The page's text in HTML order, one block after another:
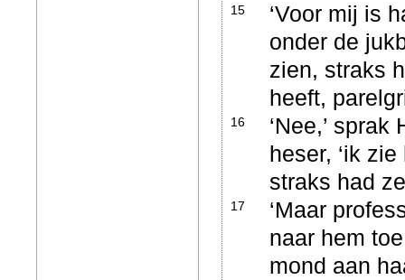
15
‘Voor mij is
onder de
zien, straks
heeft,
16
‘Nee,’
heser, ‘ik
straks had
17
‘Maar
naar hem
mond aan